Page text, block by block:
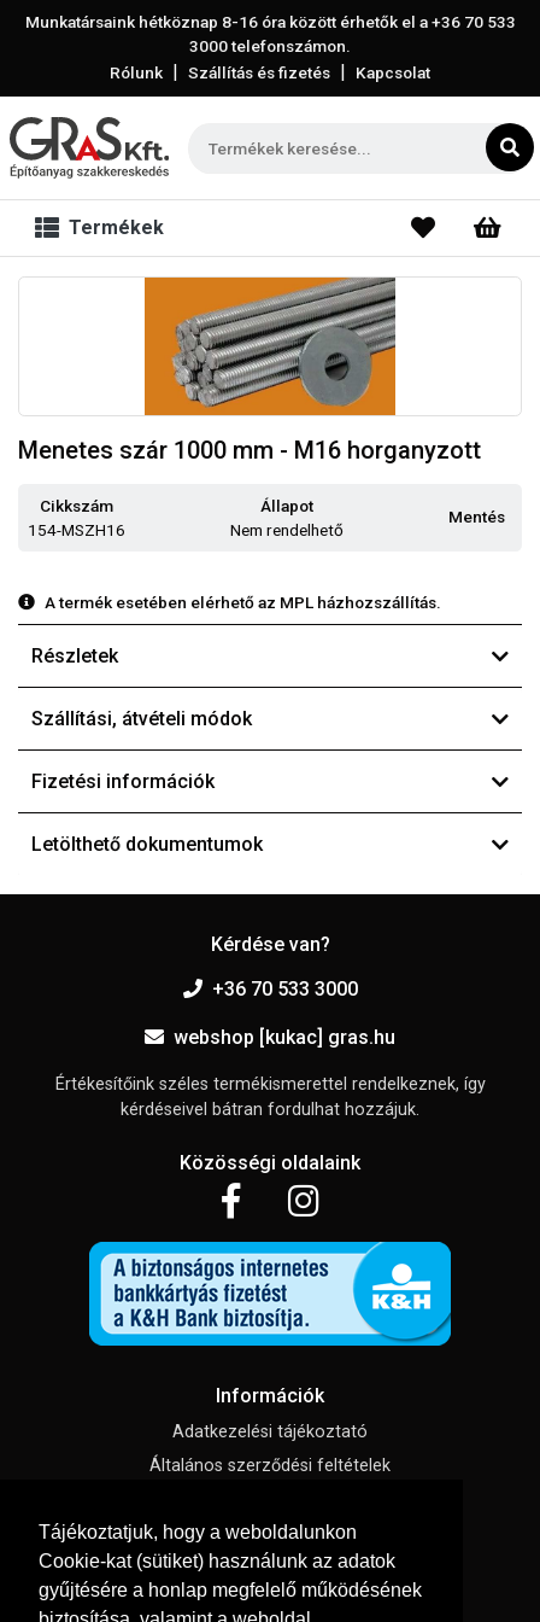
Tájékoztatjuk, hogy a weboldalunkon
Cookie-kat (sütiket) használunk az adatok
gyűjtésére a honlap megfelelő működésének
Munkatársaink hétköznap 8-16 óra között érhetők el a+36 70 533
3000telefonszámon.
Rólunk | Szállítás és fizetés | Kapcsolat
Termékek
Menetes szár 1000 mm - M16 horganyzott
Cikkszám
154-MSZH16
Állapot
Nem rendelhető
Mentés
A termék esetében elérhető az MPL házhozszállítás.
Részletek
Szállítási, átvételi módok
Fizetési információk
Letölthető dokumentumok
Kérdése van?
+36 70 533 3000
webshop [kukac] gras.hu
Értékesítőink széles termékismerettel rendelkeznek, így
kérdéseivel bátran fordulhat hozzájuk.
Közösségi oldalaink
Információk
Adatkezelési tájékoztató
Általános szerződési feltételek
Süti beállítások
Menü